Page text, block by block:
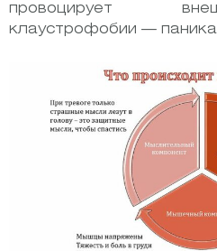
провоцирует
клаустрофобии — паника